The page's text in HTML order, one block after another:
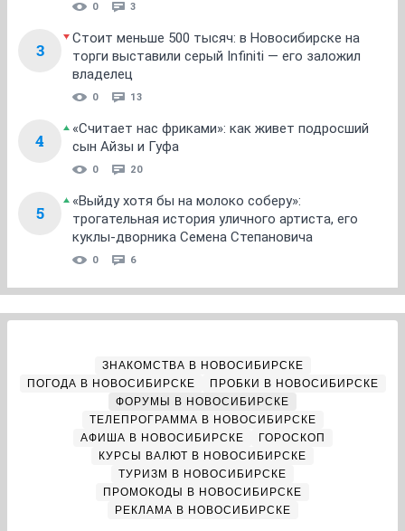
0 3
3
Стоит меньше 500 тысяч: в Новосибирске на
торги выставили серый Infiniti — его заложил
владелец
0 13
4
«Считает нас фриками»: как живет подросший
сын Айзы и Гуфа
0 20
5
«Выйду хотя бы на молоко соберу»:
трогательная история уличного артиста, его
куклы-дворника Семена Степановича
0 6
ЗНАКОМСТВА В НОВОСИБИРСКЕ
ПОГОДА В НОВОСИБИРСКЕ
ПРОБКИ В НОВОСИБИРСКЕ
ФОРУМЫ В НОВОСИБИРСКЕ
ТЕЛЕПРОГРАММА В НОВОСИБИРСКЕ
АФИША В НОВОСИБИРСКЕ
ГОРОСКОП
КУРСЫ ВАЛЮТ В НОВОСИБИРСКЕ
ТУРИЗМ В НОВОСИБИРСКЕ
ПРОМОКОДЫ В НОВОСИБИРСКЕ
РЕКЛАМА В НОВОСИБИРСКЕ